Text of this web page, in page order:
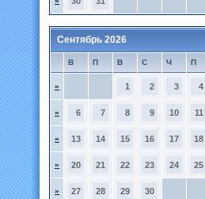
Сентябрь 2026
В П В С Ч П
» 1 2 3 4
» 6 7 8 9 10 11
» 13 14 15 16 17 18
» 20 21 22 23 24 25
» 27 28 29 30